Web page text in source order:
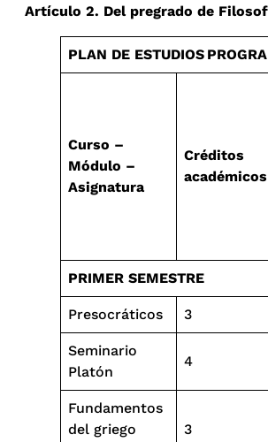
Artículo 2. Del pregrado de
PLAN DE ESTUDIOS
Curso –
Módulo –
Asignatura
Créditos
académicos
PRIMER SEMESTRE
Presocráticos 3
Seminario
Platón
4
Fundamentos
del griego
3